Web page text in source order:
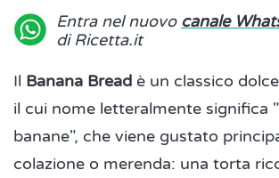
Entra nel nuovo canale
di Ricetta.it
Il Banana Bread è un classico
il cui nome letteralmente significa
banane", che viene gustato
colazione o merenda: una torta